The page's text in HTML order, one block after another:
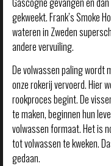
gekweekt. Frank’s Smoke
wateren in Zweden
andere vervuiling.
De volwassen paling wordt
onze rokerij vervoerd. Hier
rookproces begint. De
te maken, beginnen hun
volwassen formaat. Het is
tot volwassen te kweken.
gedaan.